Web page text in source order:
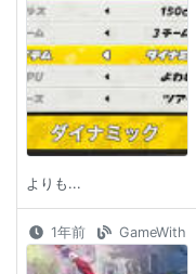
よりも...
1年前 GameWith